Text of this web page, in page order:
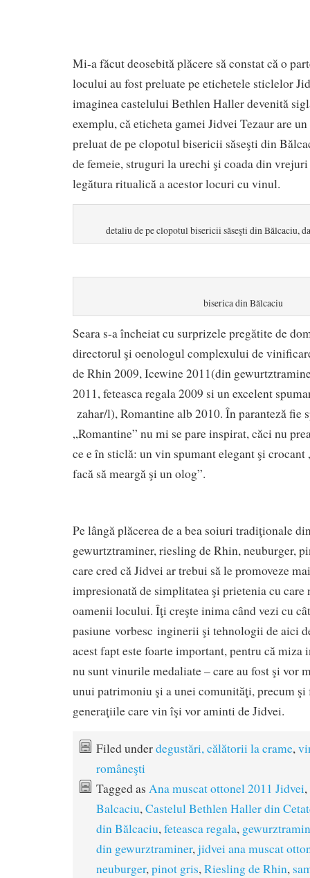
Mi-a făcut deosebită plăcere să constat că o
locului au fost preluate pe etichetele sticlelor
imaginea castelului Bethlen Haller devenită
exemplu, că eticheta gamei Jidvei Tezaur are
preluat de pe clopotul bisericii săseşti din
de femeie, struguri la urechi şi coada din vrejuri
legătura ritualică a acestor locuri cu vinul.
detaliu de pe clopotul bisericii săseşti din Bălcaciu,
biserica din Bălcaciu
Seara s-a încheiat cu surprizele pregătite de
directorul şi oenologul complexului de
de Rhin 2009, Icewine 2011(din
2011, feteasca regala 2009 si un excelent
zahar/l), Romantine alb 2010. În paranteză fie
„Romantine” nu mi se pare inspirat, căci nu
ce e în sticlă: un vin spumant elegant şi crocant
facă să meargă şi un olog”.
Pe lângă plăcerea de a bea soiuri tradiţionale
gewurtztraminer, riesling de Rhin, neuburger,
care cred că Jidvei ar trebui să le promoveze
impresionată de simplitatea şi prietenia cu care
oamenii locului. Îţi creşte inima când vezi cu
pasiune vorbesc inginerii şi tehnologii de aici
acest fapt este foarte important, pentru că miza
nu sunt vinurile medaliate – care au fost şi vor
unui patrimoniu şi a unei comunităţi, precum şi
generaţiile care vin îşi vor aminti de Jidvei.
Filed underdegustări, călătorii la crame,
româneşti
Tagged as Ana muscat ottonel 2011 Jidvei,
Balcaciu,Castelul Bethlen Haller din
din Bălcaciu,feteasca regala,
din gewurztraminer,jidvei ana muscat
neuburger,pinot gris,Riesling de Rhin,